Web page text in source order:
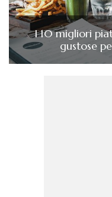
I 10 migliori
gustose